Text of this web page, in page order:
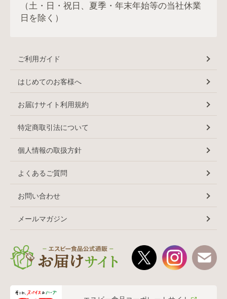
（土・日・祝日、夏季・年末年始等の当社休業
日を除く）
ご利用ガイド
はじめてのお客様へ
お届けサイト利用規約
特定商取引法について
個人情報の取扱方針
よくあるご質問
お問い合わせ
メールマガジン